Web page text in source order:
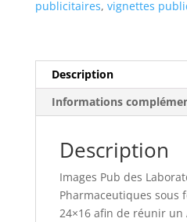
publicitaires, vignettes
Description
Informations
Description
Images Pub des
Pharmaceutiques sous
24×16 afin de réunir un